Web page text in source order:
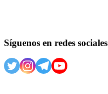
Síguenos en redes sociales